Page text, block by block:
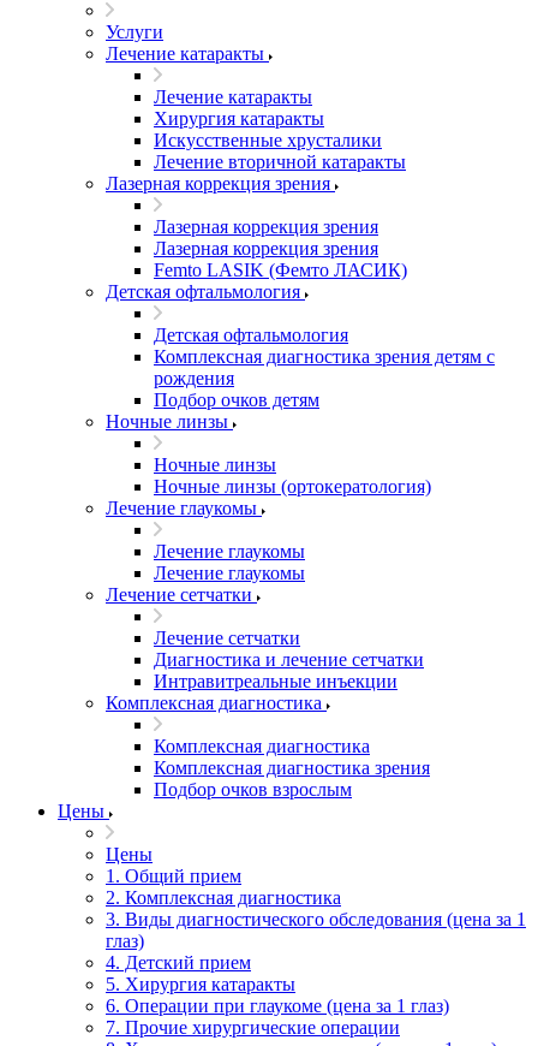
Услуги
Лечение катаракты
Лечение катаракты
Хирургия катаракты
Искусственные хрусталики
Лечение вторичной катаракты
Лазерная коррекция зрения
Лазерная коррекция зрения
Лазерная коррекция зрения
Femto LASIK (Фемто ЛАСИК)
Детская офтальмология
Детская офтальмология
Комплексная диагностика зрения детям c
рождения
Подбор очков детям
Ночные линзы
Ночные линзы
Ночные линзы (ортокератология)
Лечение глаукомы
Лечение глаукомы
Лечение глаукомы
Лечение сетчатки
Лечение сетчатки
Диагностика и лечение сетчатки
Интравитреальные инъекции
Комплексная диагностика
Комплексная диагностика
Комплексная диагностика зрения
Подбор очков взрослым
Цены
Цены
1. Общий прием
2. Комплексная диагностика
3. Виды диагностического обследования (цена за 1
глаз)
4. Детский прием
5. Хирургия катаракты
6. Операции при глаукоме (цена за 1 глаз)
7. Прочие хирургические операции